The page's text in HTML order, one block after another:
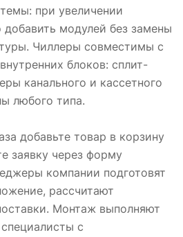
при увеличении
добавить модулей без замены
Чиллеры совместимы с
блоков: сплит-
канального и кассетного
любого типа.
добавьте товар в корзину
заявку через форму
компании подготовят
рассчитают
Монтаж выполняют
с